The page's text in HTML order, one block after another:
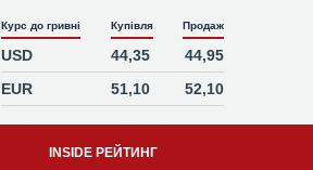
Курс до гривні Купівля Продаж
USD 44,35
44,95
EUR
51,10 52,10
INSIDE РЕЙТИНГ